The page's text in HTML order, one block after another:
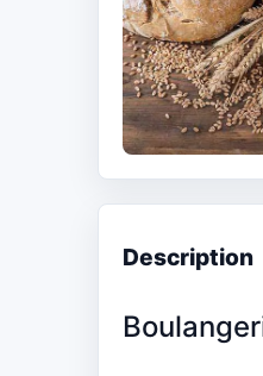
Description